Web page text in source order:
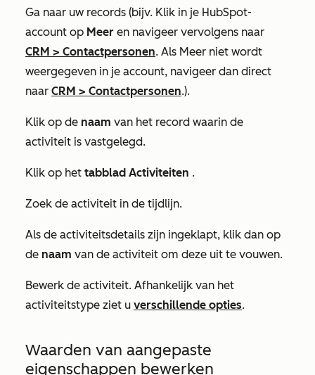
Ga naar uw records (bijv. Klik in je HubSpot-
account op Meer en navigeer vervolgens naar
CRM > Contactpersonen. Als Meer niet wordt
weergegeven in je account, navigeer dan direct
naar CRM > Contactpersonen.).
Klik op de naam van het record waarin de
activiteit is vastgelegd.
Klik op het tabblad Activiteiten .
Zoek de activiteit in de tijdlijn.
Als de activiteitsdetails zijn ingeklapt, klik dan op
de naam van de activiteit om deze uit te vouwen.
Bewerk de activiteit. Afhankelijk van het
activiteitstype ziet u verschillende opties.
Waarden van aangepaste
eigenschappen bewerken